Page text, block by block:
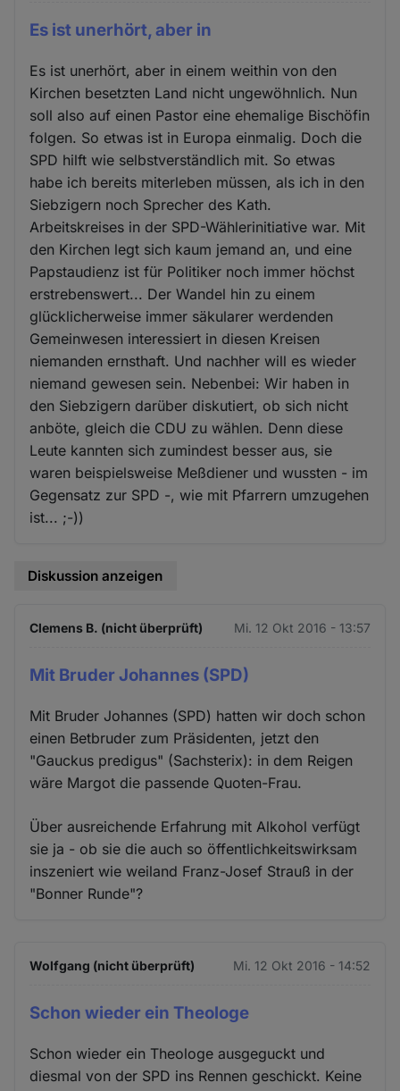
Es ist unerhört, aber in
Es ist unerhört, aber in einem weithin von den
Kirchen besetzten Land nicht ungewöhnlich. Nun
soll also auf einen Pastor eine ehemalige Bischöfin
folgen. So etwas ist in Europa einmalig. Doch die
SPD hilft wie selbstverständlich mit. So etwas
habe ich bereits miterleben müssen, als ich in den
Siebzigern noch Sprecher des Kath.
Arbeitskreises in der SPD-Wählerinitiative war. Mit
den Kirchen legt sich kaum jemand an, und eine
Papstaudienz ist für Politiker noch immer höchst
erstrebenswert... Der Wandel hin zu einem
glücklicherweise immer säkularer werdenden
Gemeinwesen interessiert in diesen Kreisen
niemanden ernsthaft. Und nachher will es wieder
niemand gewesen sein. Nebenbei: Wir haben in
den Siebzigern darüber diskutiert, ob sich nicht
anböte, gleich die CDU zu wählen. Denn diese
Leute kannten sich zumindest besser aus, sie
waren beispielsweise Meßdiener und wussten - im
Gegensatz zur SPD -, wie mit Pfarrern umzugehen
ist... ;-))
Diskussion anzeigen
Clemens B. (nicht überprüft) Mi. 12 Okt 2016 - 13:57
Mit Bruder Johannes (SPD)
Mit Bruder Johannes (SPD) hatten wir doch schon
einen Betbruder zum Präsidenten, jetzt den
"Gauckus predigus" (Sachsterix): in dem Reigen
wäre Margot die passende Quoten-Frau.
Über ausreichende Erfahrung mit Alkohol verfügt
sie ja - ob sie die auch so öffentlichkeitswirksam
inszeniert wie weiland Franz-Josef Strauß in der
"Bonner Runde"?
Wolfgang (nicht überprüft) Mi. 12 Okt 2016 - 14:52
Schon wieder ein Theologe
Schon wieder ein Theologe ausgeguckt und
diesmal von der SPD ins Rennen geschickt. Keine